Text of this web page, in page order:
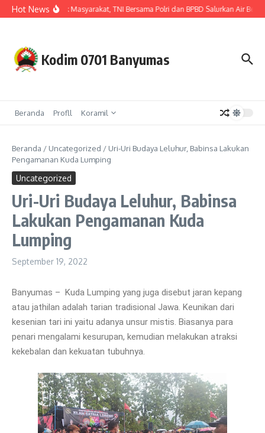
Lewati ke konten
Hot News
Hadir untuk Masyarakat, TNI Bersama Polri dan BPBD Salurkan Air
Kodim 0701 Banyumas
Beranda Profll Koramil
Beranda / Uncategorized / Uri-Uri Budaya Leluhur, Babinsa Lakukan
Pengamanan Kuda Lumping
Uncategorized
Uri-Uri Budaya Leluhur, Babinsa
Lakukan Pengamanan Kuda
Lumping
September 19, 2022
Banyumas – Kuda Lumping yang juga disebut jaran kepang
atau jathilan adalah tarian tradisional Jawa. Keunikan dari
kesenian tari ini yaitu adanya unsur mistis. Biasanya para
penari mengalami kesurupan, kemudian melakukan atraksi
kekebalan dan kekuatan tubuhnya.